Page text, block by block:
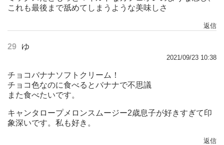
これも最後まで舐めてしまうような美味しさ
返信
29 ゆ
2021/09/23 10:38
チョコバナナソフトクリーム！
チョコ色なのに食べるとバナナで不思議
また食べたいです。
キャンタロープメロンスムージー2歳息子が好きすぎて印
象深いです。私も好き。
返信